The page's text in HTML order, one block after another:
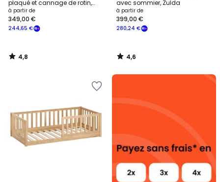
plaqué et cannage de rotin,
MADARA
à partir de
244,65 €
349,00 €
4,8
/
avec sommier, Zulda
à partir de
280,24 €
399,00 €
4,6
/
Alma
sans